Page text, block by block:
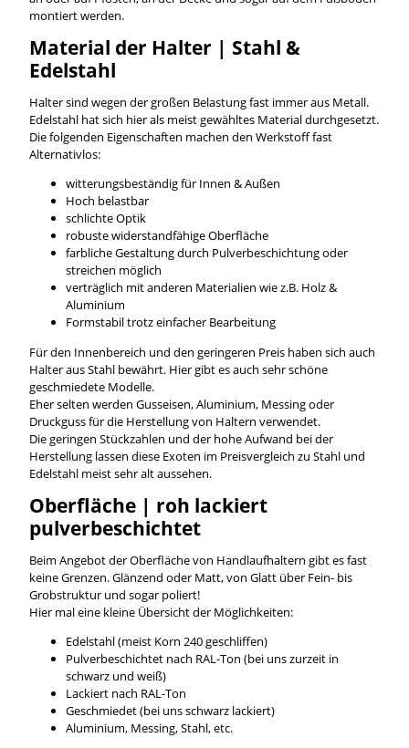
montiert werden.
Material der Halter | Stahl &
Edelstahl
Halter sind wegen der großen Belastung fast immer aus Metall.
Edelstahl hat sich hier als meist gewähltes Material durchgesetzt.
Die folgenden Eigenschaften machen den Werkstoff fast
Alternativlos:
witterungsbeständig für Innen & Außen
Hoch belastbar
schlichte Optik
robuste widerstandfähige Oberfläche
farbliche Gestaltung durch Pulverbeschichtung oder
streichen möglich
verträglich mit anderen Materialien wie z.B. Holz &
Aluminium
Formstabil trotz einfacher Bearbeitung
Für den Innenbereich und den geringeren Preis haben sich auch
Halter aus Stahl bewährt. Hier gibt es auch sehr schöne
geschmiedete Modelle.
Eher selten werden Gusseisen, Aluminium, Messing oder
Druckguss für die Herstellung von Haltern verwendet.
Die geringen Stückzahlen und der hohe Aufwand bei der
Herstellung lassen diese Exoten im Preisvergleich zu Stahl und
Edelstahl meist sehr alt aussehen.
Oberfläche | roh lackiert
pulverbeschichtet
Beim Angebot der Oberfläche von Handlaufhaltern gibt es fast
keine Grenzen. Glänzend oder Matt, von Glatt über Fein- bis
Grobstruktur und sogar poliert!
Hier mal eine kleine Übersicht der Möglichkeiten:
Edelstahl (meist Korn 240 geschliffen)
Pulverbeschichtet nach RAL-Ton (bei uns zurzeit in
schwarz und weiß)
Lackiert nach RAL-Ton
Geschmiedet (bei uns schwarz lackiert)
Aluminium, Messing, Stahl, etc.